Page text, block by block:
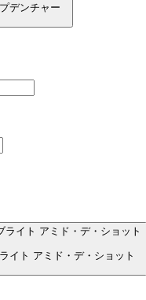
デンチャー
イト アミド・デ・ショット